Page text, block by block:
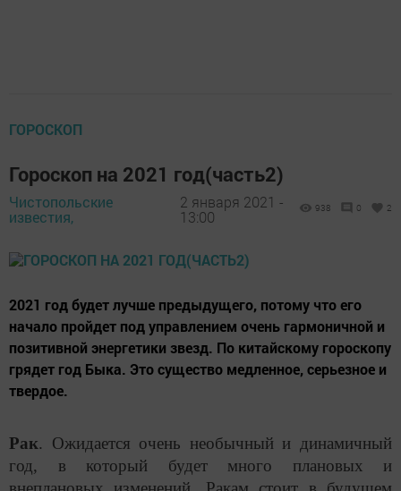
ГОРОСКОП
Гороскоп на 2021 год(часть2)
Чистопольские
известия,
2 января 2021 -
13:00
938 0 2
2021 год будет лучше предыдущего, потому что его
начало пройдет под управлением очень гармоничной и
позитивной энергетики звезд. По китайскому гороскопу
грядет год Быка. Это существо медленное, серьезное и
твердое.
Рак. Ожидается очень необычный и динамичный
год, в который будет много плановых и